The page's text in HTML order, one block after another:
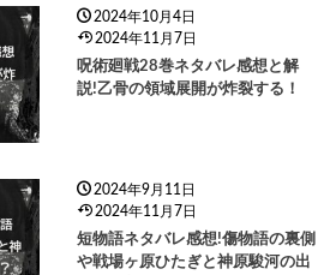
2024年10月4日
2024年11月7日
呪術廻戦28巻ネタバレ感想と解
説!乙骨の領域展開が炸裂する！
2024年9月11日
2024年11月7日
短物語ネタバレ感想!傷物語の裏側
や戦場ヶ原ひたぎと神原駿河の出